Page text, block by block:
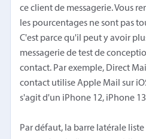
ce client de messagerie. Vous
les pourcentages ne sont pas
C'est parce qu'il peut y avoir
messagerie de test de
contact. Par exemple, Direct
contact utilise Apple Mail sur
s'agit d'un iPhone 12, iPhone
Par défaut, la barre latérale